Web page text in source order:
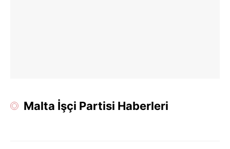
Malta İşçi Partisi Haberleri